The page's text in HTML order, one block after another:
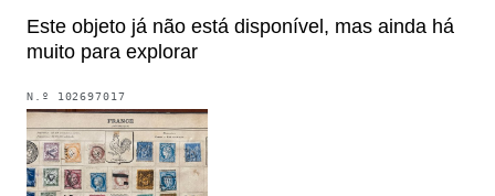
Este objeto já não está disponível, mas ainda há
muito para explorar
N.º 102697017